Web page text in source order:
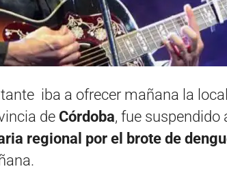
iba a ofrecer mañana la
de Córdoba, fue suspendido
regional por el brote de